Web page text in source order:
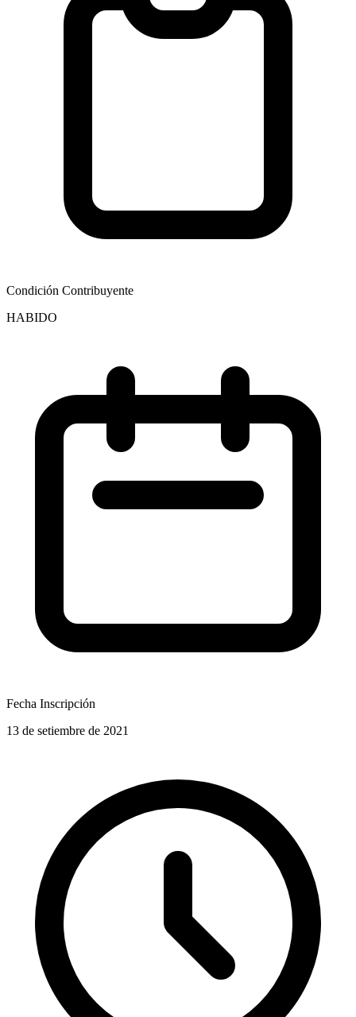
Condición Contribuyente
HABIDO
Fecha Inscripción
13 de setiembre de 2021